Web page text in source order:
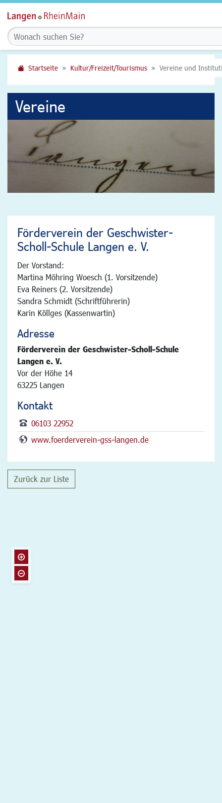
Startseite Kultur/Freizeit/Tourismus Vereine und
Vereine
Förderverein der Geschwister-
Scholl-Schule Langen e. V.
Der Vorstand:
Martina Möhring Woesch (1. Vorsitzende)
Eva Reiners (2. Vorsitzende)
Sandra Schmidt (Schriftführerin)
Karin Köllges (Kassenwartin)
Adresse
Förderverein der Geschwister-Scholl-Schule
Langen e. V.
Vor der Höhe 14
63225 Langen
Kontakt
06103 22952
www.foerderverein-gss-langen.de
Zurück zur Liste